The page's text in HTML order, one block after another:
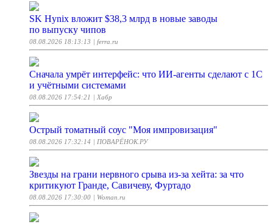
SK Hynix вложит $38,3 млрд в новые заводы
по выпуску чипов
08.08.2026 18:13:13 | ferra.ru
Сначала умрёт интерфейс: что ИИ-агенты сделают с 1С
и учётными системами
08.08.2026 17:54:21 | Хабр
Острый томатный соус "Моя импровизация"
08.08.2026 17:32:14 | ПОВАРЁНОК.РУ
Звезды на грани нервного срыва из-за хейта: за что
критикуют Гранде, Савичеву, Фуртадо
08.08.2026 17:30:00 | Woman.ru